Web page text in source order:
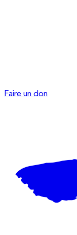
Faire un don